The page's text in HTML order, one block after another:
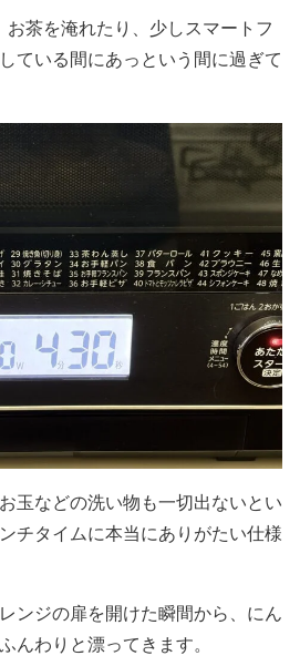
お茶を淹れたり、少しスマートフ
ている間にあっという間に過ぎて
玉などの洗い物も一切出ないとい
チタイムに本当にありがたい仕様
ンジの扉を開けた瞬間から、にん
んわりと漂ってきます。